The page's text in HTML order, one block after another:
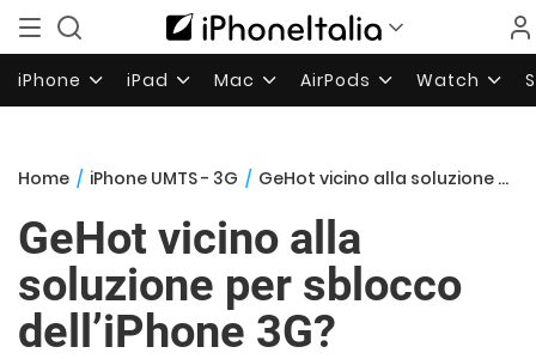
iPhone iPad Mac AirPods Watch
Home / iPhone UMTS - 3G / GeHot vicino alla soluzione per sblocco dell’iPhone 3G?
GeHot vicino alla
soluzione per sblocco
dell’iPhone 3G?